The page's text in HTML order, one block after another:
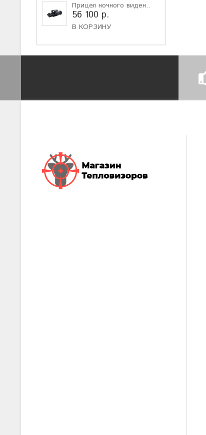
Прицел ночного виден..
56 100 р.
В КОРЗИНУ